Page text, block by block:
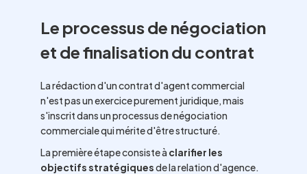
Le processus de négociation
et de finalisation du contrat
La rédaction d'un contrat d'agent commercial
n'est pas un exercice purement juridique, mais
s'inscrit dans un processus de négociation
commerciale qui mérite d'être structuré.
La première étape consiste à clarifier les
objectifs stratégiquesde la relation d'agence.